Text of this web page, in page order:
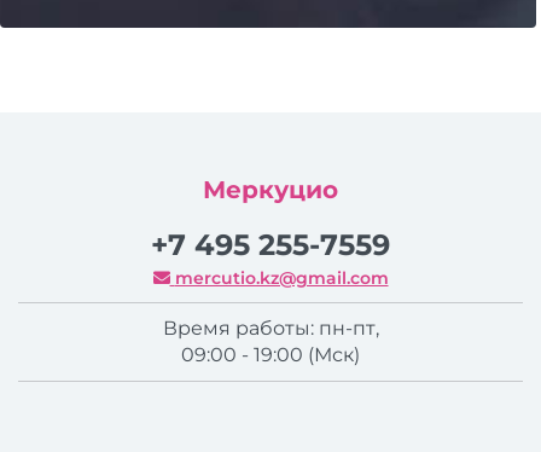
Меркуцио
+7 495 255-7559
mercutio.kz@gmail.com
Время работы: пн-пт,
09:00 - 19:00 (Мск)